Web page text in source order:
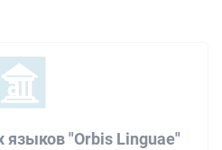
"Orbis Linguae"